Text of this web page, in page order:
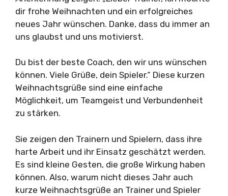
dir frohe Weihnachten und ein erfolgreiches
neues Jahr wünschen. Danke, dass du immer an
uns glaubst und uns motivierst.
Du bist der beste Coach, den wir uns wünschen
können. Viele Grüße, dein Spieler.“ Diese kurzen
Weihnachtsgrüße sind eine einfache
Möglichkeit, um Teamgeist und Verbundenheit
zu stärken.
Sie zeigen den Trainern und Spielern, dass ihre
harte Arbeit und ihr Einsatz geschätzt werden.
Es sind kleine Gesten, die große Wirkung haben
können. Also, warum nicht dieses Jahr auch
kurze Weihnachtsgrüße an Trainer und Spieler